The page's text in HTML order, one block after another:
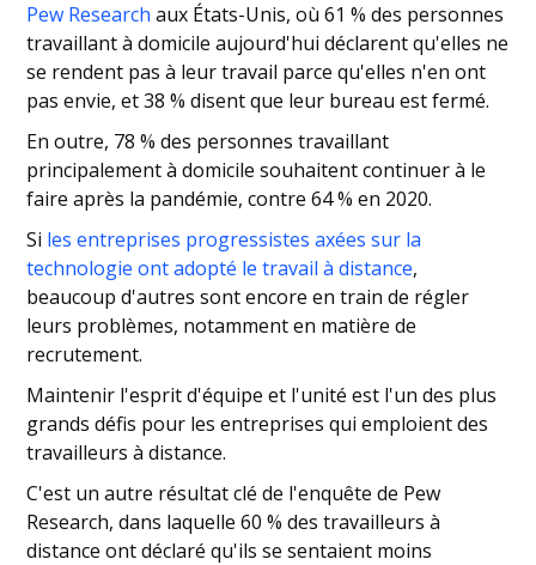
Pew Research aux États-Unis, où 61 % des personnes
travaillant à domicile aujourd'hui déclarent qu'elles ne
se rendent pas à leur travail parce qu'elles n'en ont
pas envie, et 38 % disent que leur bureau est fermé.
En outre, 78 % des personnes travaillant
principalement à domicile souhaitent continuer à le
faire après la pandémie, contre 64 % en 2020.
Si les entreprises progressistes axées sur la
technologie ont adopté le travail à distance,
beaucoup d'autres sont encore en train de régler
leurs problèmes, notamment en matière de
recrutement.
Maintenir l'esprit d'équipe et l'unité est l'un des plus
grands défis pour les entreprises qui emploient des
travailleurs à distance.
C'est un autre résultat clé de l'enquête de Pew
Research, dans laquelle 60 % des travailleurs à
distance ont déclaré qu'ils se sentaient moins